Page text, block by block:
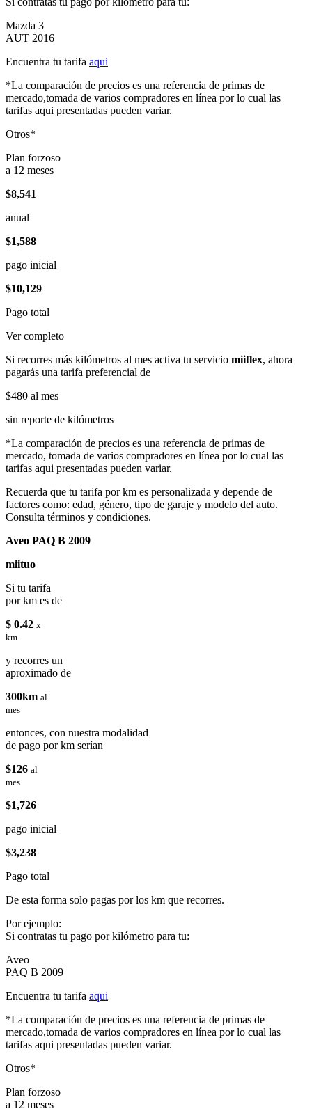
Mazda 3
AUT 2016
Encuentra tu tarifa aqui
*La comparación de precios es una referencia de primas de
mercado,tomada de varios compradores en línea por lo cual las
tarifas aqui presentadas pueden variar.
Otros*
Plan forzoso
a 12 meses
$8,541
anual
$1,588
pago inicial
$10,129
Pago total
Ver completo
Si recorres más kilómetros al mes activa tu servicio miiflex, ahora
pagarás una tarifa preferencial de
$480 al mes
sin reporte de kilómetros
*La comparación de precios es una referencia de primas de
mercado, tomada de varios compradores en línea por lo cual las
tarifas aqui presentadas pueden variar.
Recuerda que tu tarifa por km es personalizada y depende de
factores como: edad, género, tipo de garaje y modelo del auto.
Consulta términos y condiciones.
Aveo PAQ B 2009
miituo
Si tu tarifa
por km es de
$ 0.42 x
km
y recorres un
aproximado de
300km al
mes
entonces, con nuestra modalidad
de pago por km serían
$126 al
mes
$1,726
pago inicial
$3,238
Pago total
De esta forma solo pagas por los km que recorres.
Por ejemplo:
Si contratas tu pago por kilómetro para tu:
Aveo
PAQ B 2009
Encuentra tu tarifa aqui
*La comparación de precios es una referencia de primas de
mercado,tomada de varios compradores en línea por lo cual las
tarifas aqui presentadas pueden variar.
Otros*
Plan forzoso
a 12 meses